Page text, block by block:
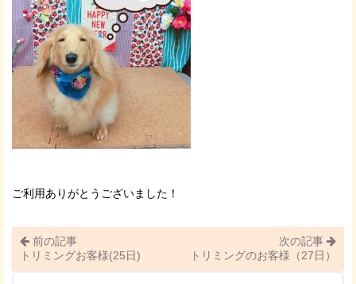
ご利用ありがとうございました！
前の記事
トリミングお客様(25日)
次の記事
トリミングのお客様（27日）